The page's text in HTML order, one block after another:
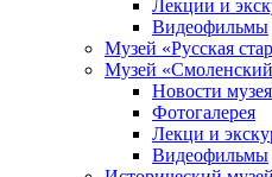
Лекции и
Видеофильмы
Музей «Русская
Музей
Новости музея
Фотогалерея
Лекци и
Видеофильмы